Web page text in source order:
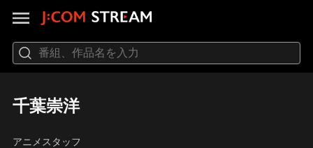
千葉崇洋
アニメスタッフ